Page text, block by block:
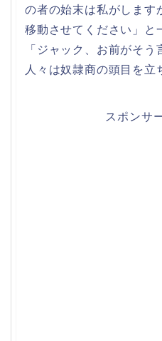
の者の始末は私がします
移動させてください」と
「ジャック、お前がそ
人々は奴隷商の頭目を立
スポンサ